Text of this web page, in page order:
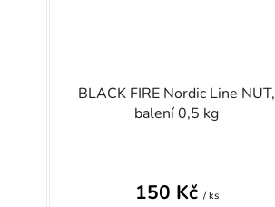
BLACK FIRE Nordic Line NUT,
balení 0,5 kg
150 Kč / ks